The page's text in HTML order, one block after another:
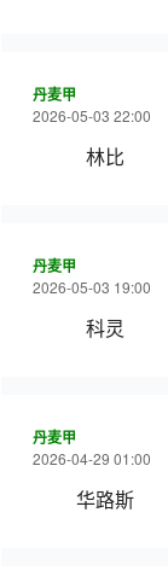
丹麦甲
2026-05-03 22:00
林比
丹麦甲
2026-05-03 19:00
科灵
丹麦甲
2026-04-29 01:00
华路斯